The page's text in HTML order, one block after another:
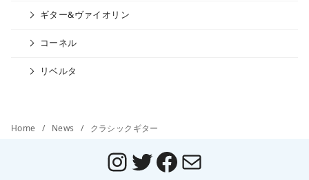
ギター&ヴァイオリン
コーネル
リベルタ
Home News クラシックギター
InstagramTwitter Facebook メール